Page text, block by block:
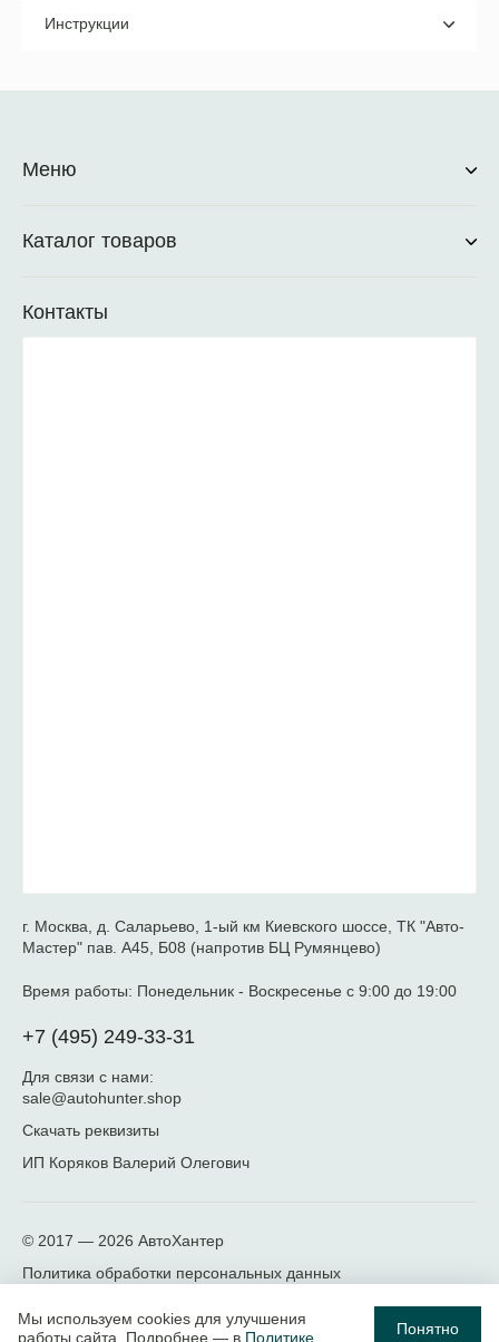
Инструкции
Меню
Каталог товаров
Контакты
г. Москва, д. Саларьево, 1-ый км Киевского шоссе, ТК "Авто-
Мастер" пав. А45, Б08 (напротив БЦ Румянцево)
Время работы: Понедельник - Воскресенье с 9:00 до 19:00
+7 (495) 249-33-31
Для связи с нами:
sale@autohunter.shop
Скачать реквизиты
ИП Коряков Валерий Олегович
© 2017 — 2026 АвтоХантер
Политика обработки персональных данных
Мы используем cookies для улучшения
работы сайта. Подробнее — в Политике Понятно